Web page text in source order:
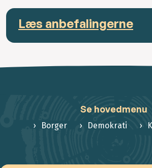
Læs anbefalingerne
Se hovedmenu
Borger Demokrati